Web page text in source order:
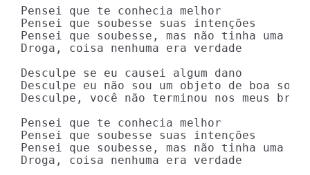
Pensei que te conhecia melhor
Pensei que soubesse suas intenções
Pensei que soubesse, mas não tinha uma
Droga, coisa nenhuma era verdade
Desculpe se eu causei algum dano
Desculpe eu não sou um objeto de boa
Desculpe, você não terminou nos meus
Pensei que te conhecia melhor
Pensei que soubesse suas intenções
Pensei que soubesse, mas não tinha uma
Droga, coisa nenhuma era verdade